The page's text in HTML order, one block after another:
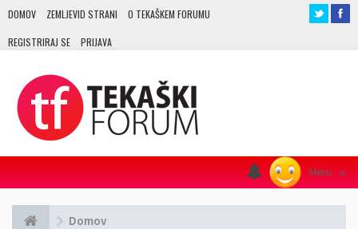
DOMOV ZEMLJEVID STRANI O TEKAŠKEM FORUMU
REGISTRIRAJ SE PRIJAVA
Menu ≡
Domov